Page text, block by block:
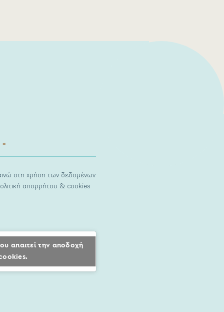
στη χρήση των δεδομένων
απορρήτου & cookies
απαιτεί την αποδοχή